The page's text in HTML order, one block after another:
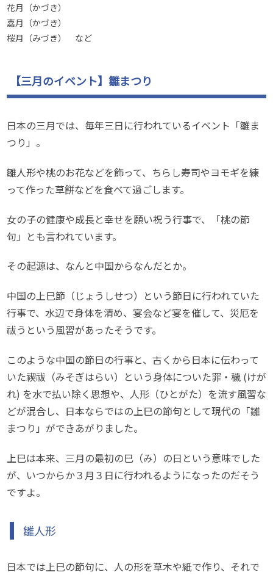
花月（かづき）
嘉月（かづき）
桜月（みづき） など
【三月のイベント】雛まつり
日本の三月では、毎年三日に行われているイベント「雛ま
つり」。
雛人形や桃のお花などを飾って、ちらし寿司やヨモギを練
って作った草餅などを食べて過ごします。
女の子の健康や成長と幸せを願い祝う行事で、「桃の節
句」とも言われています。
その起源は、なんと中国からなんだとか。
中国の上巳節（じょうしせつ）という節日に行われていた
行事で、水辺で身体を清め、宴会など宴を催して、災厄を
祓うという風習があったそうです。
このような中国の節日の行事と、古くから日本に伝わって
いた禊祓（みそぎはらい）という身体についた罪・穢 (けが
れ) を水で払い除く思想や、人形（ひとがた）を流す風習な
どが混合し、日本ならではの上巳の節句として現代の「雛
まつり」ができあがりました。
上巳は本来、三月の最初の巳（み）の日という意味でした
が、いつからか３月３日に行われるようになったのだそう
ですよ。
雛人形
日本では上巳の節句に、人の形を草木や紙で作り、それで